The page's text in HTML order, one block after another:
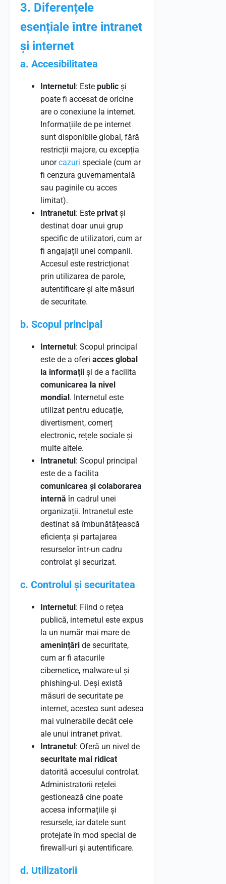
3. Diferențele
esențiale între intranet
și internet
a. Accesibilitatea
Internetul: Este public și
poate fi accesat de oricine
are o conexiune la internet.
Informațiile de pe internet
sunt disponibile global, fără
restricții majore, cu excepția
unorcazuri speciale (cum ar
fi cenzura guvernamentală
sau paginile cu acces
limitat).
Intranetul: Este privat și
destinat doar unui grup
specific de utilizatori, cum ar
fi angajații unei companii.
Accesul este restricționat
prin utilizarea de parole,
autentificare și alte măsuri
de securitate.
b. Scopul principal
Internetul: Scopul principal
este de a oferi acces global
la informații și de a facilita
comunicarea la nivel
mondial. Internetul este
utilizat pentru educație,
divertisment, comerț
electronic, rețele sociale și
multe altele.
Intranetul: Scopul principal
este de a facilita
comunicarea și colaborarea
internă în cadrul unei
organizații. Intranetul este
destinat să îmbunătățească
eficiența și partajarea
resurselor într-un cadru
controlat și securizat.
c. Controlul și securitatea
Internetul: Fiind o rețea
publică, internetul este expus
la un număr mai mare de
amenințări de securitate,
cum ar fi atacurile
cibernetice, malware-ul și
phishing-ul. Deși există
măsuri de securitate pe
internet, acestea sunt adesea
mai vulnerabile decât cele
ale unui intranet privat.
Intranetul: Oferă un nivel de
securitate mai ridicat
datorită accesului controlat.
Administratorii rețelei
gestionează cine poate
accesa informațiile și
resursele, iar datele sunt
protejate în mod special de
firewall-uri și autentificare.
d. Utilizatorii